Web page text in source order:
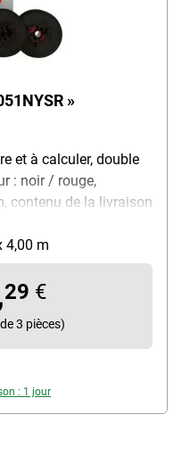
»
et à calculer, double
: noir / rouge,
contenu de la livraison
4,00 m
29 €
3 pièces)
: 1 jour